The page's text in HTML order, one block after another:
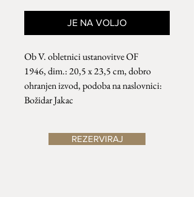
JE NA VOLJO
Ob V. obletnici ustanovitve OF
1946, dim.: 20,5 x 23,5 cm, dobro
ohranjen izvod, podoba na naslovnici:
Božidar Jakac
REZERVIRAJ